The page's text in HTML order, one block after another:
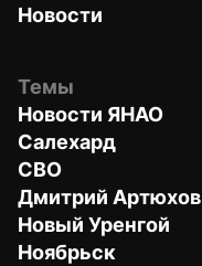
Новости
Темы
Новости ЯНАО
Салехард
СВО
Дмитрий Артюхов
Новый Уренгой
Ноябрьск